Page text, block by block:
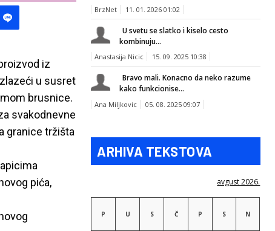
iz
u susret
brusnice.
svakodnevne
granice tržišta
pića,
BrzNet 11. 01. 2026 01:02
U svetu se slatko i kiselo cesto
kombinuju...
Anastasija Nicic 15. 09. 2025 10:38
Bravo mali. Konacno da neko razume
kako funkcionise...
Ana Miljkovic 05. 08. 2025 09:07
ARHIVA TEKSTOVA
avgust 2026.
P U S Č P S N